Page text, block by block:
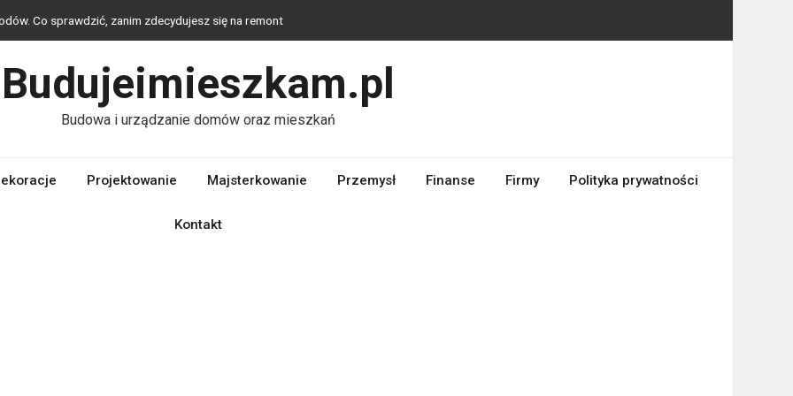
Co sprawdzić, zanim zdecydujesz się na remont
wybrać, by stworzyć eleganckie i spójne wnętrze?
ze stali?
Budujeimieszkam.pl
Budowa i urządzanie domów oraz mieszkań
Projektowanie Majsterkowanie Przemysł Finanse Firmy Polityka prywatności
Kontakt